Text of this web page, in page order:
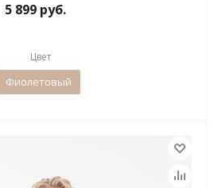
5 899 руб.
Цвет
Фиолетовый